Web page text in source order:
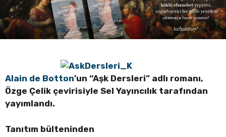
Alain de Botton’un “Aşk Dersleri” adlı romanı,
Özge Çelik çevirisiyle Sel Yayıncılık tarafından
yayımlandı.
Tanıtım bülteninden